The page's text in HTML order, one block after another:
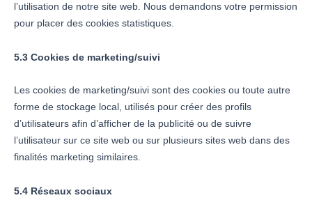
l’utilisation de notre site web. Nous demandons votre permission
pour placer des cookies statistiques.
5.3 Cookies de marketing/suivi
Les cookies de marketing/suivi sont des cookies ou toute autre
forme de stockage local, utilisés pour créer des profils
d’utilisateurs afin d’afficher de la publicité ou de suivre
l’utilisateur sur ce site web ou sur plusieurs sites web dans des
finalités marketing similaires.
5.4 Réseaux sociaux